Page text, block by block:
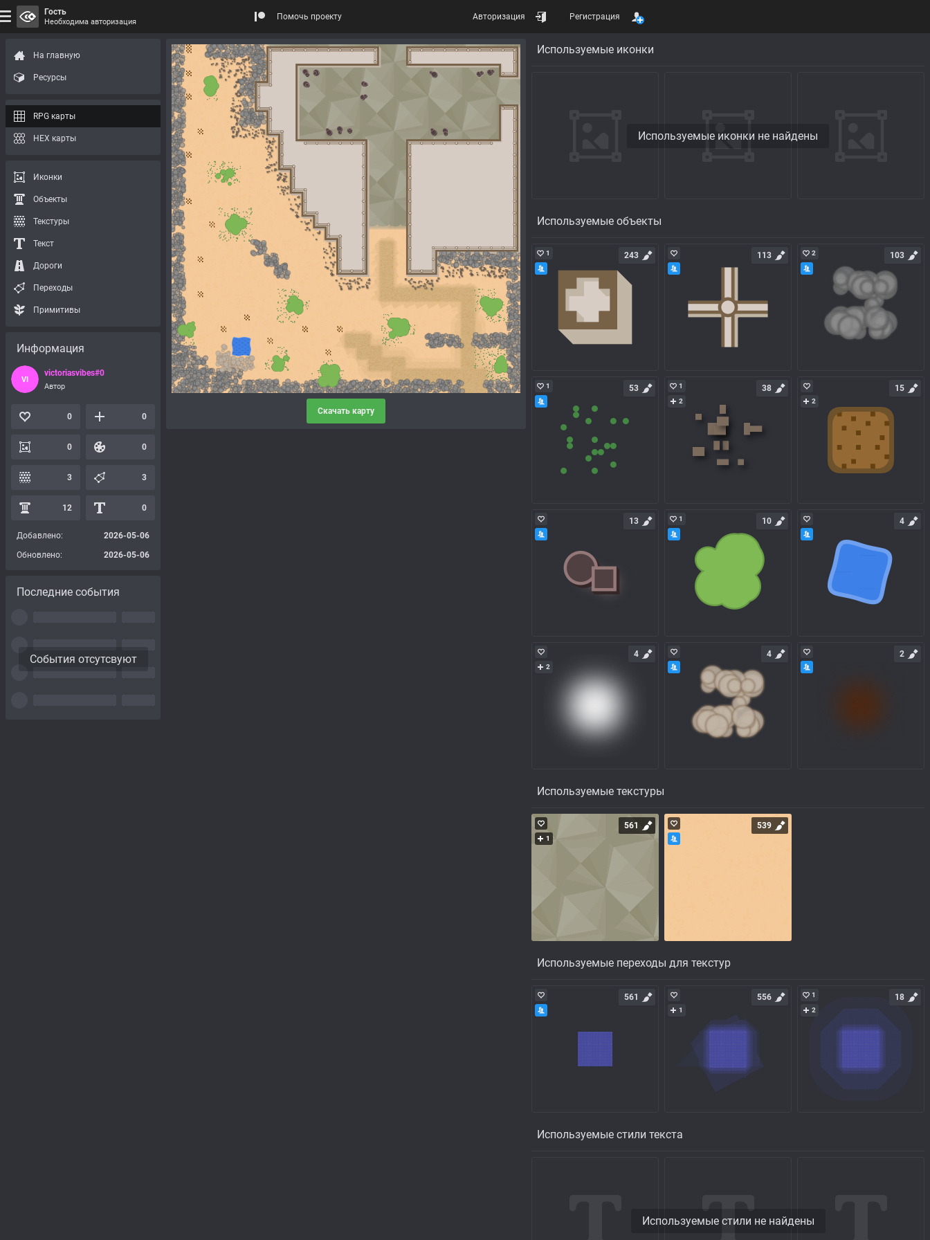
Скачать карту
Используемые иконки
Используемые иконки не найдены
Используемые объекты
1 243 113 2 103
1 53
1
2
38
2
15
13 1 10 4
2
4 4 2
Используемые текстуры
1
561 539
Используемые переходы для текстур
561
1
556
1
2
18
Используемые стили текста
Используемые стили не найдены
На главную
Ресурсы
RPG карты
HEX карты
Иконки
Объекты
Текстуры
Текст
Дороги
Переходы
Примитивы
Информация
VI
victoriasvibes#0
Автор
0 0
0 0
3 3
12 0
Добавлено:
2026-05-06
Обновлено:
2026-05-06
Последние события
События отсутсвуют
Гость
Необходима авторизация
Помочь проекту Авторизация Регистрация